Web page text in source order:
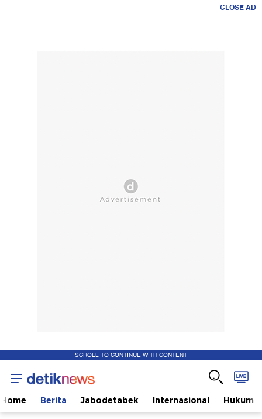
CLOSE AD
SCROLL TO CONTINUE WITH CONTENT
Home Berita Jabodetabek Internasional Hukum